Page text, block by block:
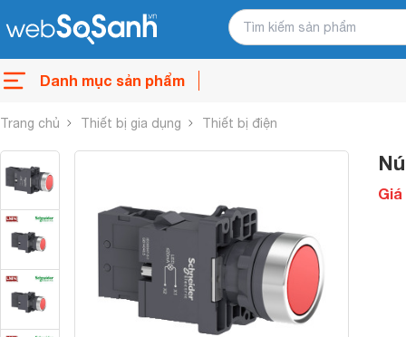
Danh mục sản phẩm
Trang chủ Thiết bị gia dụng Thiết bị điện